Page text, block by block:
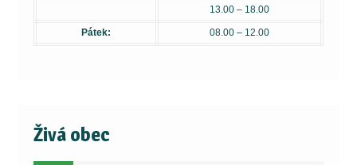
13.00 – 18.00
Pátek: 08.00 – 12.00
Živá obec